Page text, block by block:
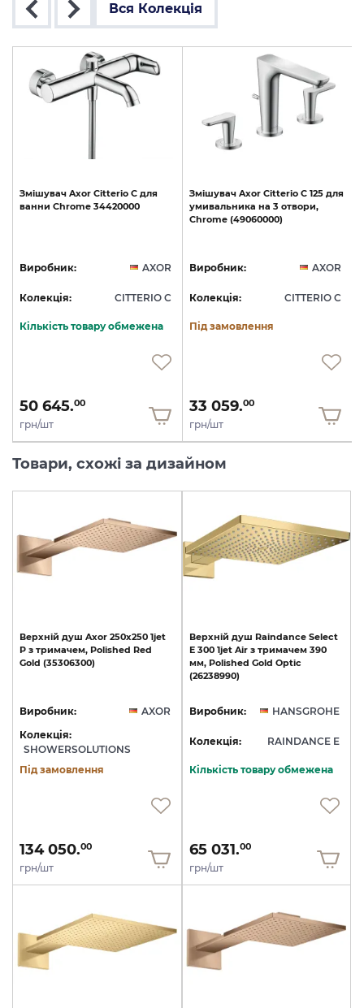
Вся Колекція
Змішувач Axor Citterio C для
ванни Chrome 34420000
Виробник: AXOR
Колекція: CITTERIO C
Кількість товару обмежена
50 645.00
грн/шт
Змішувач Axor Citterio C 125 для
умивальника на 3 отвори,
Chrome (49060000)
Виробник: AXOR
Колекція: CITTERIO C
Під замовлення
33 059.00
грн/шт
Товари, схожі за дизайном
Верхній душ Axor 250х250 1jet
P з тримачем, Polished Red
Gold (35306300)
Виробник:
AXOR
Колекція:
SHOWERSOLUTIONS
Під замовлення
134 050.00
грн/шт
Верхній душ Raindance Select
E 300 1jet Air з тримачем 390
мм, Polished Gold Optic
(26238990)
Виробник: HANSGROHE
Колекція: RAINDANCE E
Кількість товару обмежена
65 031.00
грн/шт